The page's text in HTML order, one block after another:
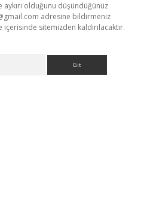
olduğunu düşündüğünüz
adresine bildirmeniz
sitemizden kaldırılacaktır.